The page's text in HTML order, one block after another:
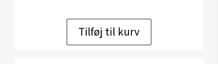
Tilføj til kurv